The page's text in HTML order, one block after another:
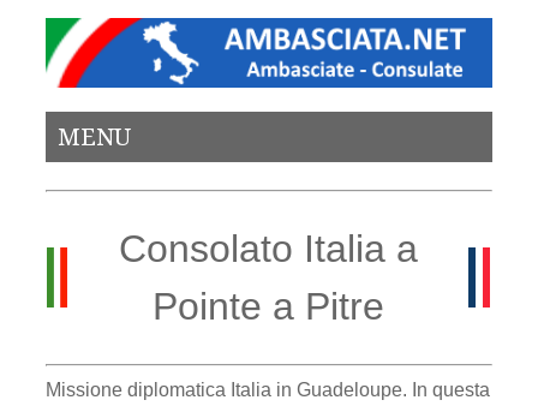
MENU
Consolato Italia a
Pointe a Pitre
Missione diplomatica Italia in Guadeloupe. In questa